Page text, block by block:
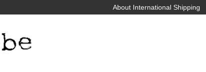
About International Shipping